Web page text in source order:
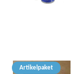
Artikelpaket